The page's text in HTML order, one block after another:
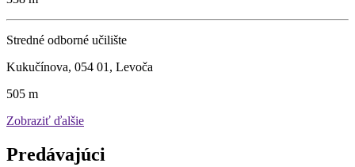
Stredné odborné učilište
Kukučínova, 054 01, Levoča
505 m
Zobraziť ďalšie
Predávajúci